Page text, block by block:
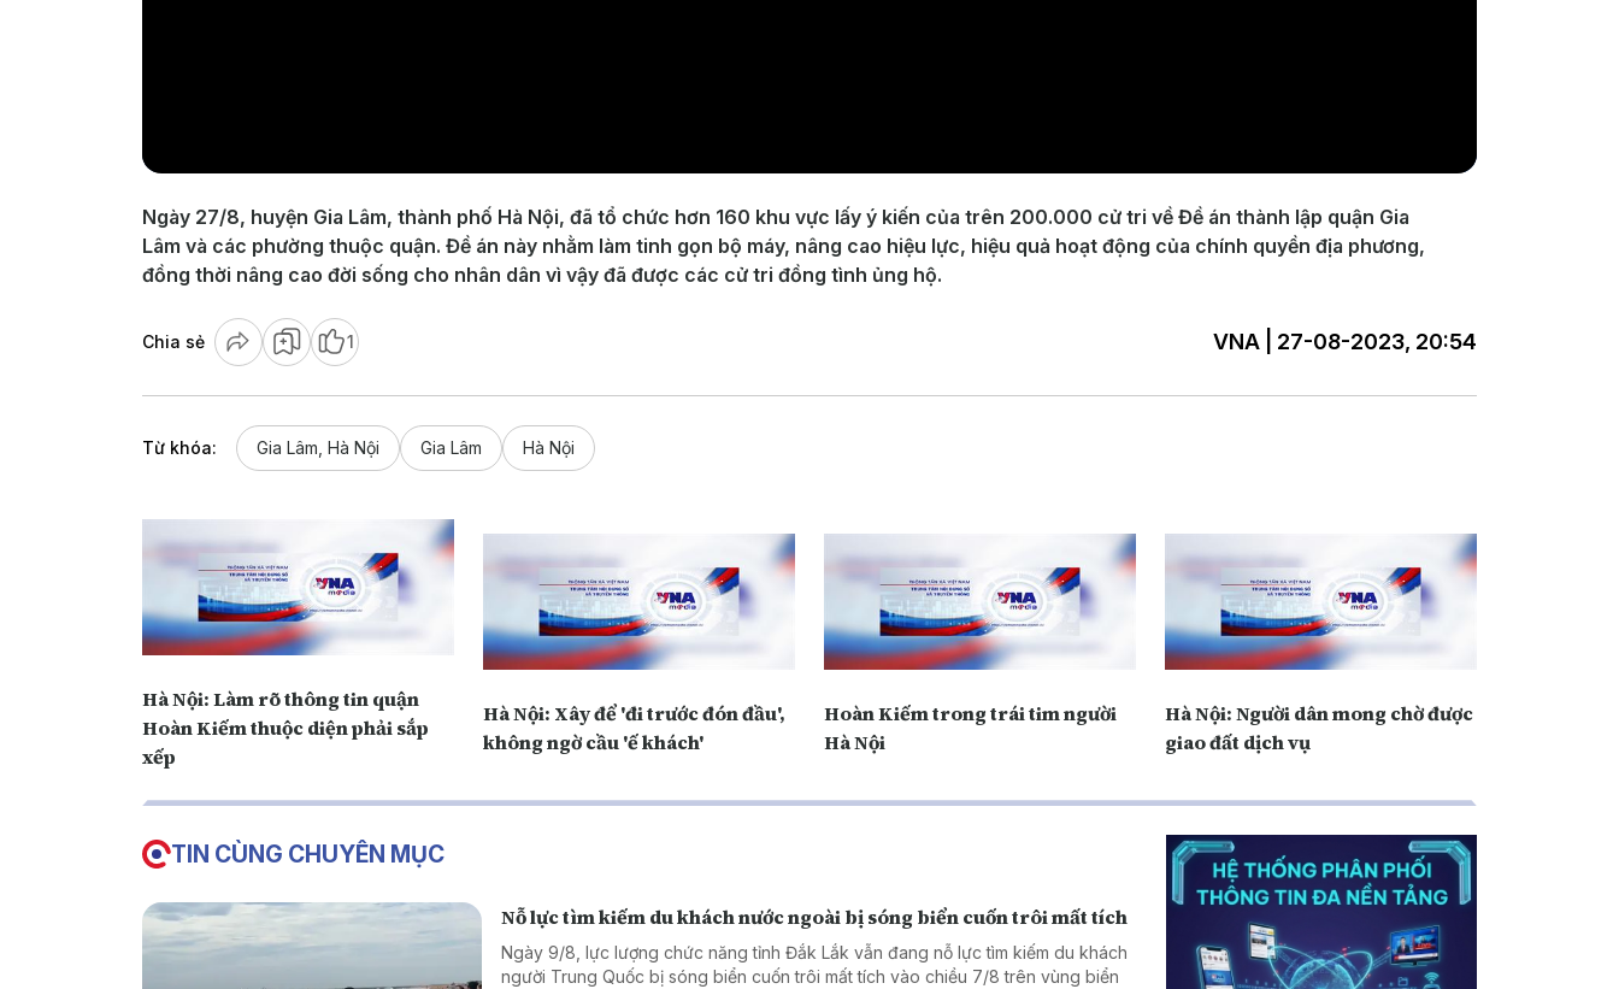
Ngày 27/8, huyện Gia Lâm, thành phố Hà Nội, đã tổ chức hơn 160 khu vực lấy ý kiến của trên 200.000 cử tri về Đề án thành lập quận Gia
Lâm và các phường thuộc quận. Đề án này nhằm làm tinh gọn bộ máy, nâng cao hiệu lực, hiệu quả hoạt động của chính quyền địa phương,
đồng thời nâng cao đời sống cho nhân dân vì vậy đã được các cử tri đồng tình ủng hộ.
Chia sẻ 1 VNA | 27-08-2023, 20:54
Từ khóa: Gia Lâm, Hà Nội Gia Lâm Hà Nội
Hà Nội: Làm rõ thông tin quận
Hoàn Kiếm thuộc diện phải sắp
xếp
Hà Nội: Xây để 'đi trước đón đầu',
không ngờ cầu 'ế khách'
Hoàn Kiếm trong trái tim người
Hà Nội
Hà Nội: Người dân mong chờ được
giao đất dịch vụ
TIN CÙNG CHUYÊN MỤC
Nỗ lực tìm kiếm du khách nước ngoài bị sóng biển cuốn trôi mất tích
Ngày 9/8, lực lượng chức năng tỉnh Đắk Lắk vẫn đang nỗ lực tìm kiếm du khách
người Trung Quốc bị sóng biển cuốn trôi mất tích vào chiều 7/8 trên vùng biển